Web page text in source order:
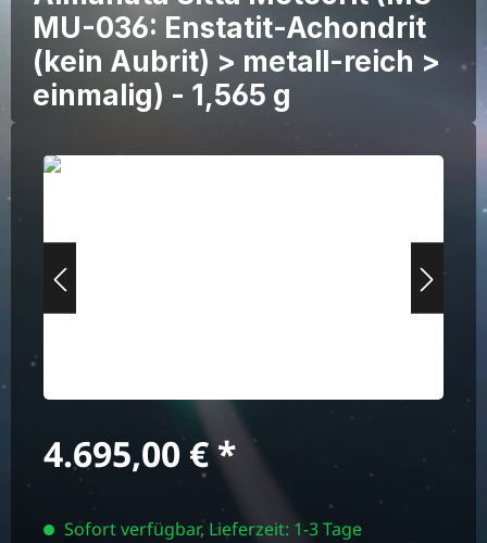
MU-036: Enstatit-Achondrit
(kein Aubrit) > metall-reich >
einmalig) - 1,565 g
Bildergalerie überspringen
Regulärer Preis:
4.695,00 €
Sofort verfügbar, Lieferzeit: 1-3 Tage